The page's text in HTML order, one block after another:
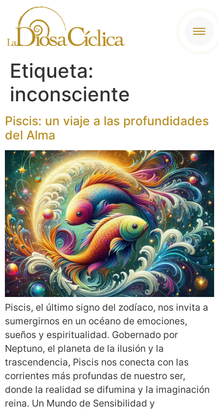
contenido
Etiqueta:
inconsciente
Piscis: un viaje a las profundidades
del Alma
Piscis, el último signo del zodíaco, nos invita a
sumergirnos en un océano de emociones,
sueños y espiritualidad. Gobernado por
Neptuno, el planeta de la ilusión y la
trascendencia, Piscis nos conecta con las
corrientes más profundas de nuestro ser,
donde la realidad se difumina y la imaginación
reina. Un Mundo de Sensibilidad y